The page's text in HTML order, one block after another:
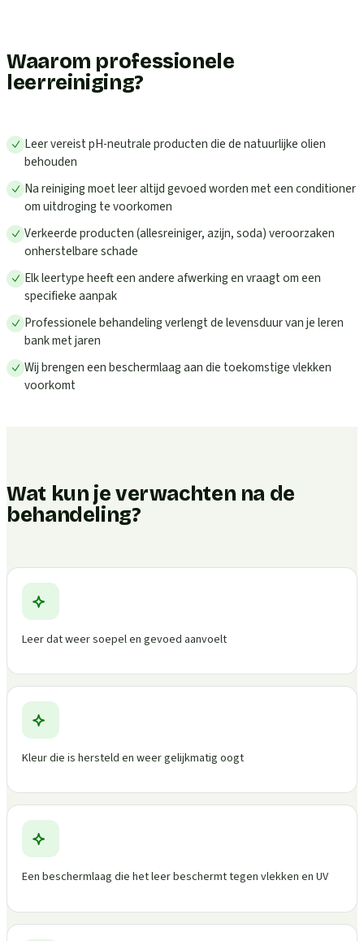
Waarom professionele
leerreiniging?
Leer vereist pH-neutrale producten die de natuurlijke olien
behouden
Na reiniging moet leer altijd gevoed worden met een conditioner
om uitdroging te voorkomen
Verkeerde producten (allesreiniger, azijn, soda) veroorzaken
onherstelbare schade
Elk leertype heeft een andere afwerking en vraagt om een
specifieke aanpak
Professionele behandeling verlengt de levensduur van je leren
bank met jaren
Wij brengen een beschermlaag aan die toekomstige vlekken
voorkomt
Wat kun je verwachten na de
behandeling?
Leer dat weer soepel en gevoed aanvoelt
Kleur die is hersteld en weer gelijkmatig oogt
Een beschermlaag die het leer beschermt tegen vlekken en UV